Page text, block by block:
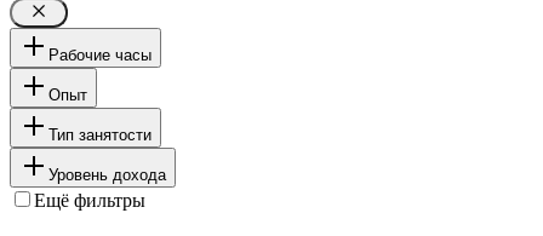
Рабочие часы
Опыт
Тип занятости
Уровень дохода
Ещё фильтры